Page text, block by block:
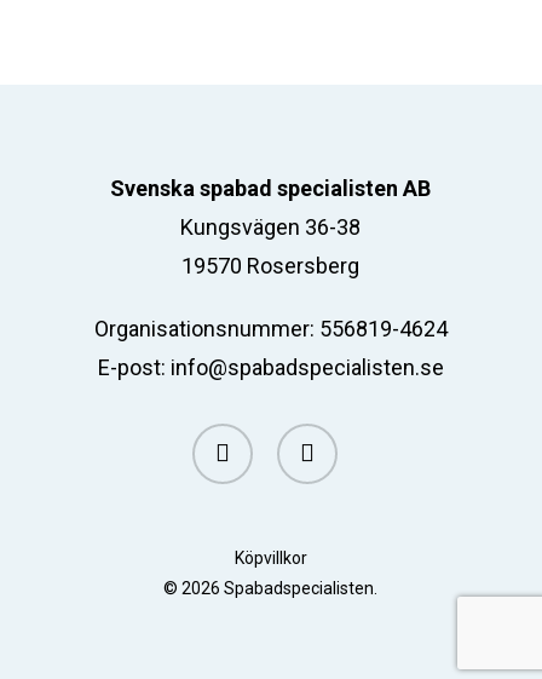
Svenska spabad specialisten AB
Kungsvägen 36-38
19570 Rosersberg
Organisationsnummer: 556819-4624
E-post: info@spabadspecialisten.se
facebook email
Köpvillkor
© 2026 Spabadspecialisten.